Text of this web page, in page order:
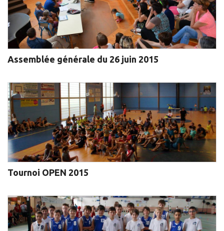
Assemblée générale du 26 juin 2015
Tournoi OPEN 2015